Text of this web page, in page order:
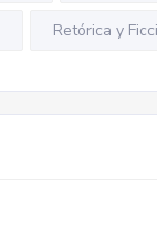
Retórica y